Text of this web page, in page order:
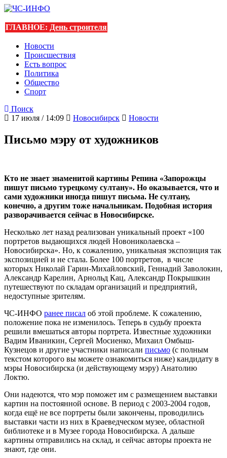
ГЛАВНОЕ: День строителя
Новости
Происшествия
Есть вопрос
Политика
Общество
Спорт
Поиск
17 июля / 14:09
Новосибирск Новости
Письмо мэру от художников
Кто не знает знаменитой картины Репина «Запорожцы
пишут письмо турецкому султану». Но оказывается, что и
сами художники иногда пишут письма. Не султану,
конечно, а другим тоже начальникам. Подобная история
разворачивается сейчас в Новосибирске.
Несколько лет назад реализован уникальный проект «100
портретов выдающихся людей Новониколаевска –
Новосибирска». Но, к сожалению, уникальная экспозиция так
экспозицией и не стала. Более 100 портретов, в числе
которых Николай Гарин-Михайловский, Геннадий Заволокин,
Александр Карелин, Арнольд Кац, Александр Покрышкин
путешествуют по складам организаций и предприятий,
недоступные зрителям.
ЧС-ИНФО ранее писал об этой проблеме. К сожалению,
положение пока не изменилось. Теперь в судьбу проекта
решили вмешаться авторы портрета. Известные художники
Вадим Иваникин, Сергей Мосиенко, Михаил Омбыш-
Кузнецов и другие участники написали письмо (с полным
текстом которого вы можете ознакомиться ниже) кандидату в
мэры Новосибирска (и действующему мэру) Анатолию
Локтю.
Они надеются, что мэр поможет им с размещением выставки
картин на постоянной основе. В период с 2003-2004 годов,
когда ещё не все портреты были закончены, проводились
выставки части из них в Краеведческом музее, областной
библиотеке и в Музее города Новосибирска. А дальше
картины отправились на склад, и сейчас авторы проекта не
знают, где они.